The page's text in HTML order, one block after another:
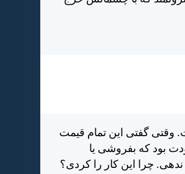
وقتی گفتی اين تمام قيمت
بود كه بفروشی يا
چرا اين كار را كردی؟